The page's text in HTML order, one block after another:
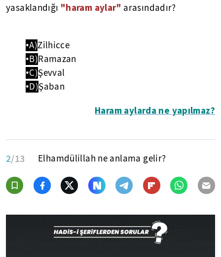
yasaklandığı "haram aylar" arasındadır?
•A)Zilhicce
•B)Ramazan
•C)Şevval
•D)Şaban
Haram aylarda ne yapılmaz?
2/13 Elhamdülillah ne anlama gelir?